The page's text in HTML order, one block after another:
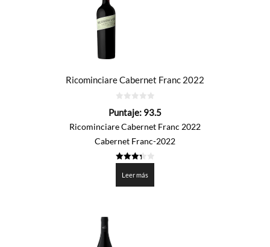
Ricominciare Cabernet Franc 2022
de
Puntaje: 93.5
Ricominciare Cabernet Franc 2022
Cabernet Franc-2022
de 5
Leer más